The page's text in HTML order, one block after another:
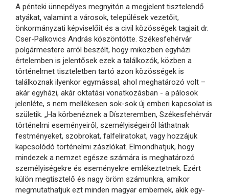
A pénteki ünnepélyes megnyitón a megjelent tisztelendő
atyákat, valamint a városok, települések vezetőit,
önkormányzati képviselőit és a civil közösségek tagjait dr.
Cser-Palkovics András köszöntötte. Székesfehérvár
polgármestere arról beszélt, hogy miközben egyházi
értelemben is jelentősek ezek a találkozók, közben a
történelmet tiszteletben tartó azon közösségek is
találkoznak ilyenkor egymással, ahol meghatározó volt –
akár egyházi, akár oktatási vonatkozásban - a pálosok
jelenléte, s nem mellékesen sok-sok új emberi kapcsolat is
születik. „Ha körbenéznek a Díszteremben, Székesfehérvár
történelmi eseményeiről, személyiségeiről láthatnak
festményeket, szobrokat, falfeliratokat, vagy hozzájuk
kapcsolódó történelmi zászlókat. Elmondhatjuk, hogy
mindezek a nemzet egésze számára is meghatározó
személyiségekre és eseményekre emlékeztetnek. Ezért
külön megtisztelő és nagy öröm számunkra, amikor
megmutathatjuk ezt minden magyar embernek, akik egy-